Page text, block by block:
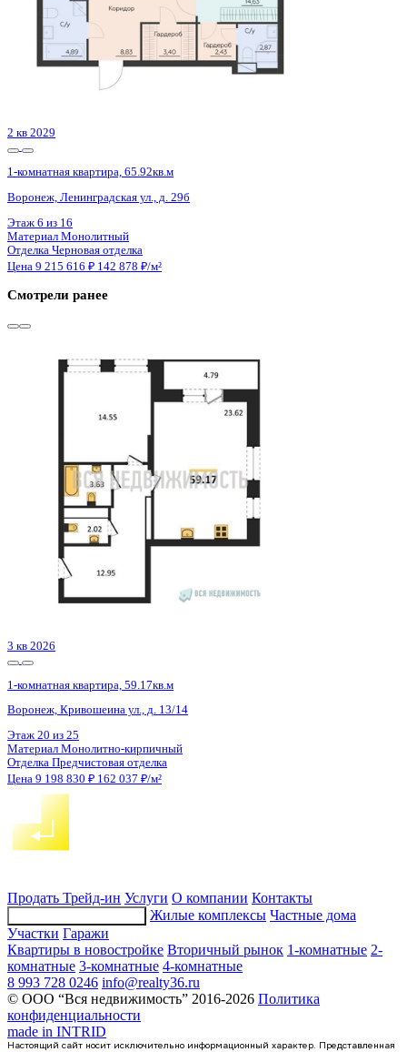
3 кв 2026
1-комнатная квартира, 59.17кв.м
Воронеж, Кривошеина ул., д. 13/14
Этаж 20 из 25
Материал Монолитно-кирпичный
Отделка Предчистовая отделка
Цена 9 183 006 ₽
1-комнатная квартира, 59.17кв.м
Воронеж, Кривошеина ул., д. 13/14
Этаж 21 из 25
Материал
Отделка Предчистовая отделка
Продать Трейд-ин Услуги О компании Контакты
Жилые комплексы Частные дома
Участки Гаражи
Квартиры в новостройке Вторичный рынок 1-комнатные 2-
комнатные 3-комнатные 4-комнатные
8 993 728 0246 info@realty36.ru
© ООО “Вся недвижимость” 2016-2026 Политика
конфиденциальности
made in INTRID
Настоящий сайт носит исключительно информационный характер. Представленная